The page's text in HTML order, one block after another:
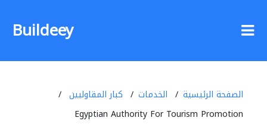
Buildeey
الصفحة الرئيسية الخدمات
كبار المقاوليين
Egyptian Authority For Tourism Promotion